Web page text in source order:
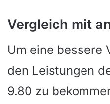
Vergleich mit
Um eine bessere
den Leistungen
9.80 zu